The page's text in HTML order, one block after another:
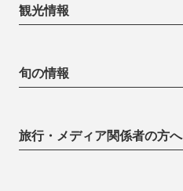
観光情報
旬の情報
旅行・メディア関係者の方へ